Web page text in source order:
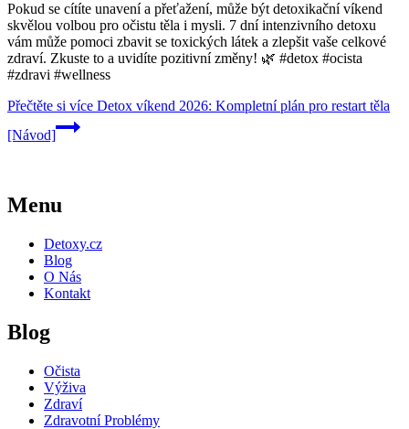
Pokud se cítíte unavení a přeťažení, může být detoxikační víkend
skvělou volbou pro očistu těla i mysli. 7 dní intenzivního detoxu
vám může pomoci zbavit se toxických látek a zlepšit vaše celkové
zdraví. Zkuste to a uvidíte pozitivní změny! 🌿 #detox #ocista
#zdravi #wellness
Přečtěte si více Detox víkend 2026: Kompletní plán pro restart těla
[Návod]
Menu
Detoxy.cz
Blog
O Nás
Kontakt
Blog
Očista
Výživa
Zdraví
Zdravotní Problémy